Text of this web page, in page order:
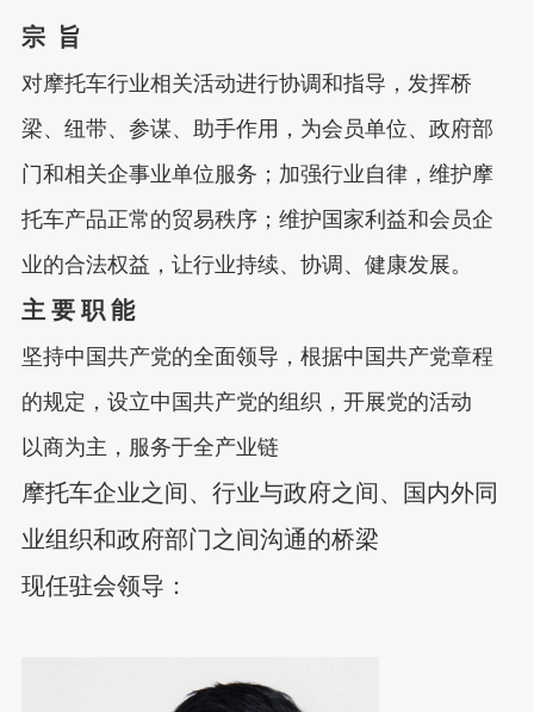
宗 旨
对摩托车行业相关活动进行协调和指导，发挥桥
梁、纽带、参谋、助手作用，为会员单位、政府部
门和相关企事业单位服务；加强行业自律，维护摩
托车产品正常的贸易秩序；维护国家利益和会员企
业的合法权益，让行业持续、协调、健康发展。
主 要 职 能
坚持中国共产党的全面领导，根据中国共产党章程
的规定，设立中国共产党的组织，开展党的活动
以商为主，服务于全产业链
摩托车企业之间、行业与政府之间、国内外同
业组织和政府部门之间沟通的桥梁
现任驻会领导：